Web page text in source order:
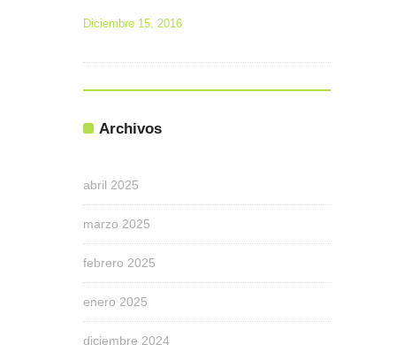
Diciembre 15, 2016
Archivos
abril 2025
marzo 2025
febrero 2025
enero 2025
diciembre 2024